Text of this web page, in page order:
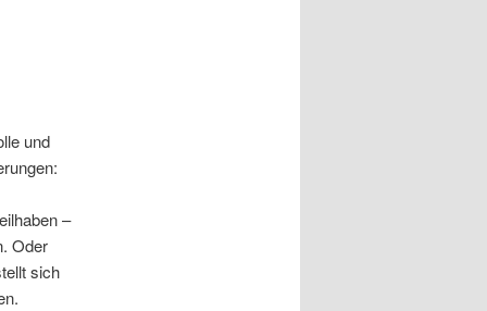
und
–
Oder
sich